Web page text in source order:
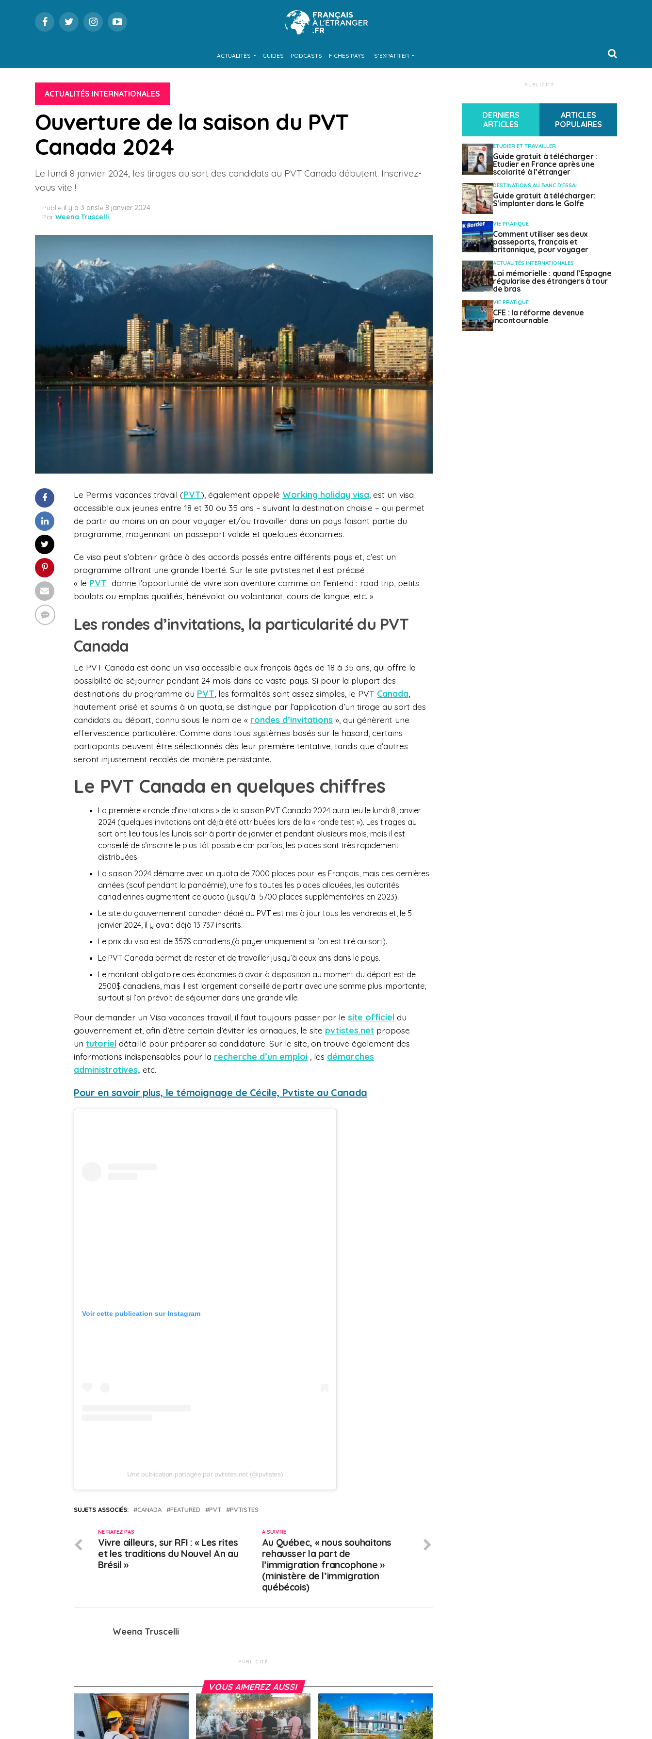
ACTUALITÉS GUIDES PODCASTS FICHES PAYS S’EXPATRIER
ACTUALITÉS INTERNATIONALES
Ouverture de la saison du PVT
Canada 2024
Le lundi 8 janvier 2024, les tirages au sort des candidats au PVT Canada débutent. Inscrivez-
vous vite !
Publié il y a 3 ansle 8 janvier 2024
Par Weena Truscelli
Le Permis vacances travail (PVT), également appelé Working holiday visa , est un visa
accessible aux jeunes entre 18 et 30 ou 35 ans – suivant la destination choisie – qui permet
de partir au moins un an pour voyager et/ou travailler dans un pays faisant partie du
programme, moyennant un passeport valide et quelques économies.
Ce visa peut s’obtenir grâce à des accords passés entre différents pays et, c’est un
programme offrant une grande liberté. Sur le site pvtistes.net il est précisé :
« le PVT donne l’opportunité de vivre son aventure comme on l’entend : road trip, petits
boulots ou emplois qualifiés, bénévolat ou volontariat, cours de langue, etc. »
Les rondes d’invitations, la particularité du PVT
Canada
Le PVT Canada est donc un visa accessible aux français âgés de 18 à 35 ans, qui offre la
possibilité de séjourner pendant 24 mois dans ce vaste pays. Si pour la plupart des
destinations du programme du PVT , les formalités sont assez simples, le PVT Canada
hautement prisé et soumis à un quota, se distingue par l’application d’un tirage au sort des
candidats au départ, connu sous le nom de « rondes d’invitations », qui génèrent une
effervescence particulière. Comme dans tous systèmes basés sur le hasard, certains
participants peuvent être sélectionnés dès leur première tentative, tandis que d’autres
seront injustement recalés de manière persistante.
Le PVT Canada en quelques chiffres
La première « ronde d’invitations » de la saison PVT Canada 2024 aura lieu le lundi 8 janvier
2024 (quelques invitations ont déjà été attribuées lors de la « ronde test »). Les tirages au
sort ont lieu tous les lundis soir à partir de janvier et pendant plusieurs mois, mais il est
conseillé de s’inscrire le plus tôt possible car parfois, les places sont très rapidement
distribuées.
La saison 2024 démarre avec un quota de 7000 places pour les Français, mais ces dernières
années (sauf pendant la pandémie), une fois toutes les places allouées, les autorités
canadiennes augmentent ce quota (jusqu’à 5700 places supplémentaires en 2023).
Le site du gouvernement canadien dédié au PVT est mis à jour tous les vendredis et, le 5
janvier 2024, il y avait déjà 13 737 inscrits.
Le prix du visa est de 357$ canadiens,(à payer uniquement si l’on est tiré au sort).
Le PVT Canada permet de rester et de travailler jusqu’à deux ans dans le pays.
Le montant obligatoire des économies à avoir à disposition au moment du départ est de
2500$ canadiens, mais il est largement conseillé de partir avec une somme plus importante,
surtout si l’on prévoit de séjourner dans une grande ville.
Pour demander un Visa vacances travail, il faut toujours passer par le site officiel du
gouvernement et, afin d’être certain d’éviter les arnaques, le site pvtistes.net propose
un tutoriel détaillé pour préparer sa candidature. Sur le site, on trouve également des
informations indispensables pour la recherche d’un emploi les démarches
administratives, etc.
Pour en savoir plus, le témoignage de Cécile, Pvtiste au Canada
Voir cette publication sur Instagram
Une publication partagée par pvtistes.net (@pvtistes)
SUJETS ASSOCIÉS: CANADA FEATURED PVT PVTISTES
A SUIVRE
Au Québec, « nous souhaitons
rehausser la part de
l’immigration francophone »
(ministère de l’immigration
québécois)
NE RATEZ PAS
Vivre ailleurs, sur RFI : « Les rites
et les traditions du Nouvel An au
Brésil »
Weena Truscelli
PUBLICITÉ
VOUS AIMEREZ AUSSI
PUBLICITÉ
DERNIERS
ARTICLES
ARTICLES
POPULAIRES
ETUDIER ET TRAVAILLER
Guide gratuit à télécharger :
Etudier en France après une
scolarité à l’étranger
DESTINATIONS AU BANC D'ESSAI
Guide gratuit à télécharger:
S’implanter dans le Golfe
VIE PRATIQUE
Comment utiliser ses deux
passeports, français et
britannique, pour voyager
ACTUALITÉS INTERNATIONALES
Loi mémorielle : quand l’Espagne
régularise des étrangers à tour
de bras
VIE PRATIQUE
CFE : la réforme devenue
incontournable